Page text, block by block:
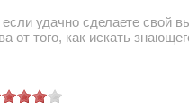
удачно сделаете свой
от того, как искать